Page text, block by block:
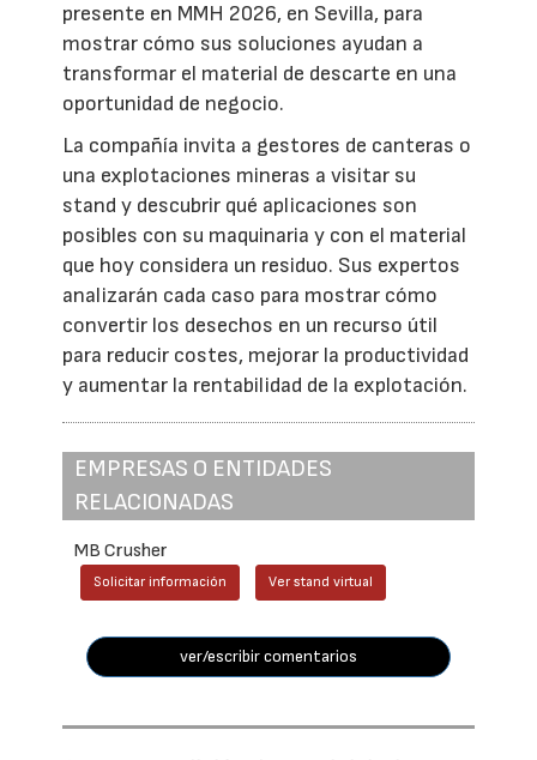
presente en MMH 2026, en Sevilla, para
mostrar cómo sus soluciones ayudan a
transformar el material de descarte en una
oportunidad de negocio.
La compañía invita a gestores de canteras o
una explotaciones mineras a visitar su
stand y descubrir qué aplicaciones son
posibles con su maquinaria y con el material
que hoy considera un residuo. Sus expertos
analizarán cada caso para mostrar cómo
convertir los desechos en un recurso útil
para reducir costes, mejorar la productividad
y aumentar la rentabilidad de la explotación.
EMPRESAS O ENTIDADES
RELACIONADAS
MB Crusher
Solicitar información Ver stand virtual
ver/escribir comentarios